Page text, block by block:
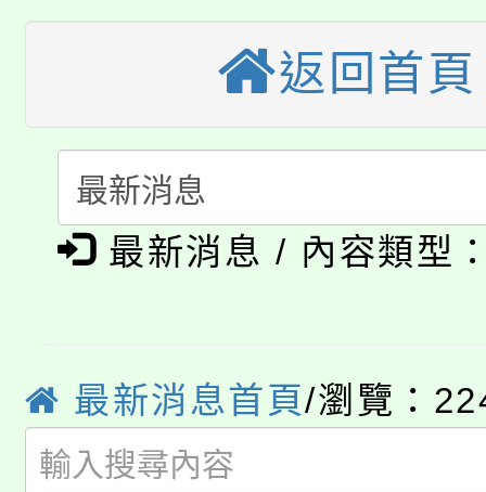
視費優惠，中低收入戶
半價優惠，詳情可洽有
者。
大園自造教育及科技中
份教師增能研習
大溪自造教育及科技
份教師研習
淨零綠生活教案入校路
會
115年食農教育專業人
程
「本色祭」8/29、30在
局官網。
8月14至27日，桃園電
開!
115年桃園市運動會8/
返回首頁
最新消息 / 內容類型
最新消息首頁/瀏覽：